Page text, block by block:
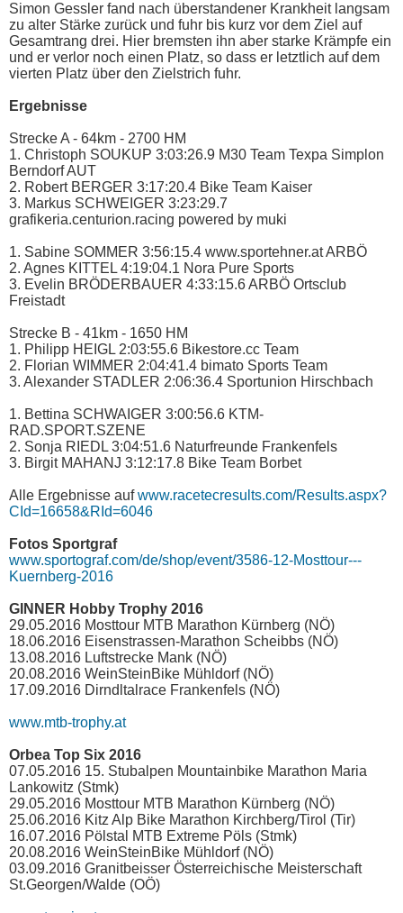
Simon Gessler fand nach überstandener Krankheit langsam
zu alter Stärke zurück und fuhr bis kurz vor dem Ziel auf
Gesamtrang drei. Hier bremsten ihn aber starke Krämpfe ein
und er verlor noch einen Platz, so dass er letztlich auf dem
vierten Platz über den Zielstrich fuhr.
Ergebnisse
Strecke A - 64km - 2700 HM
1. Christoph SOUKUP 3:03:26.9 M30 Team Texpa Simplon
Berndorf AUT
2. Robert BERGER 3:17:20.4 Bike Team Kaiser
3. Markus SCHWEIGER 3:23:29.7
grafikeria.centurion.racing powered by muki
1. Sabine SOMMER 3:56:15.4 www.sportehner.at ARBÖ
2. Agnes KITTEL 4:19:04.1 Nora Pure Sports
3. Evelin BRÖDERBAUER 4:33:15.6 ARBÖ Ortsclub
Freistadt
Strecke B - 41km - 1650 HM
1. Philipp HEIGL 2:03:55.6 Bikestore.cc Team
2. Florian WIMMER 2:04:41.4 bimato Sports Team
3. Alexander STADLER 2:06:36.4 Sportunion Hirschbach
1. Bettina SCHWAIGER 3:00:56.6 KTM-
RAD.SPORT.SZENE
2. Sonja RIEDL 3:04:51.6 Naturfreunde Frankenfels
3. Birgit MAHANJ 3:12:17.8 Bike Team Borbet
Alle Ergebnisse aufwww.racetecresults.com/Results.aspx?
CId=16658&RId=6046
Fotos Sportgraf
www.sportograf.com/de/shop/event/3586-12-Mosttour---
Kuernberg-2016
GINNER Hobby Trophy 2016
29.05.2016 Mosttour MTB Marathon Kürnberg (NÖ)
18.06.2016 Eisenstrassen-Marathon Scheibbs (NÖ)
13.08.2016 Luftstrecke Mank (NÖ)
20.08.2016 WeinSteinBike Mühldorf (NÖ)
17.09.2016 Dirndltalrace Frankenfels (NÖ)
www.mtb-trophy.at
Orbea Top Six 2016
07.05.2016 15. Stubalpen Mountainbike Marathon Maria
Lankowitz (Stmk)
29.05.2016 Mosttour MTB Marathon Kürnberg (NÖ)
25.06.2016 Kitz Alp Bike Marathon Kirchberg/Tirol (Tir)
16.07.2016 Pölstal MTB Extreme Pöls (Stmk)
20.08.2016 WeinSteinBike Mühldorf (NÖ)
03.09.2016 Granitbeisser Österreichische Meisterschaft
St.Georgen/Walde (OÖ)